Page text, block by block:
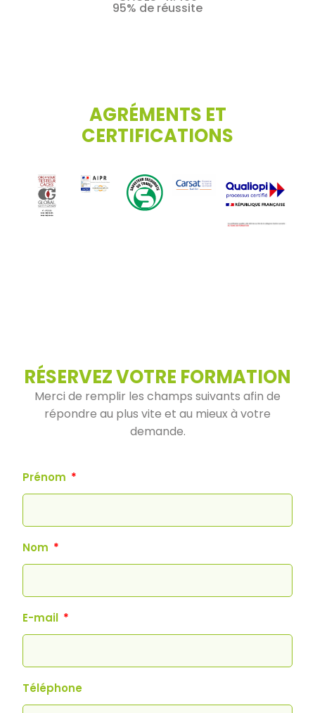
95% de réussite
AGRÉMENTS ET
CERTIFICATIONS
RÉSERVEZ VOTRE FORMATION
Merci de remplir les champs suivants afin de
répondre au plus vite et au mieux à votre
demande.
Prénom
Nom
E-mail
Téléphone